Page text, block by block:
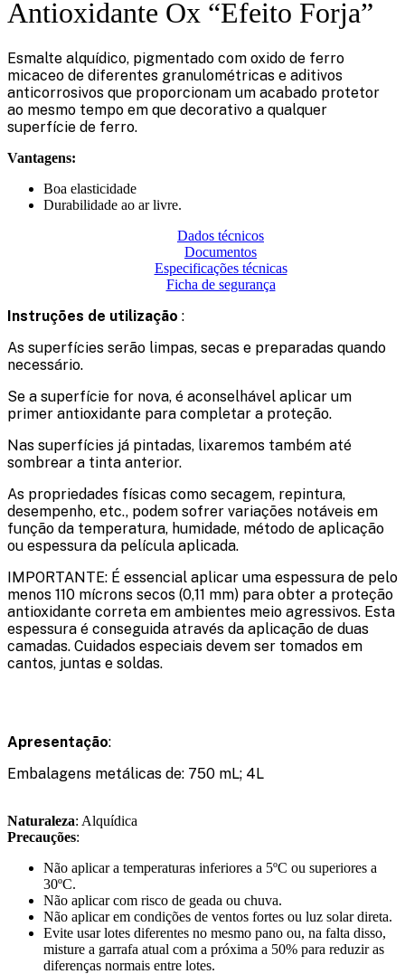
Antioxidante Ox “Efeito Forja”
Esmalte alquídico, pigmentado com oxido de ferro
micaceo de diferentes granulométricas e aditivos
anticorrosivos que proporcionam um acabado protetor
ao mesmo tempo em que decorativo a qualquer
superfície de ferro.
Vantagens:
Boa elasticidade
Durabilidade ao ar livre.
Dados técnicos
Documentos
Especificações técnicas
Ficha de segurança
Instruções de utilização :
As superfícies serão limpas, secas e preparadas quando
necessário.
Se a superfície for nova, é aconselhável aplicar um
primer antioxidante para completar a proteção.
Nas superfícies já pintadas, lixaremos também até
sombrear a tinta anterior.
As propriedades físicas como secagem, repintura,
desempenho, etc., podem sofrer variações notáveis ​​em
função da temperatura, humidade, método de aplicação
ou espessura da película aplicada.
IMPORTANTE: É essencial aplicar uma espessura de pelo
menos 110 mícrons secos (0,11 mm) para obter a proteção
antioxidante correta em ambientes meio agressivos. Esta
espessura é conseguida através da aplicação de duas
camadas. Cuidados especiais devem ser tomados em
cantos, juntas e soldas.
Apresentação:
Embalagens metálicas de: 750 mL; 4L
Naturaleza: Alquídica
Precauções:
Não aplicar a temperaturas inferiores a 5ºC ou superiores a
30ºC.
Não aplicar com risco de geada ou chuva.
Não aplicar em condições de ventos fortes ou luz solar direta.
Evite usar lotes diferentes no mesmo pano ou, na falta disso,
misture a garrafa atual com a próxima a 50% para reduzir as
diferenças normais entre lotes.